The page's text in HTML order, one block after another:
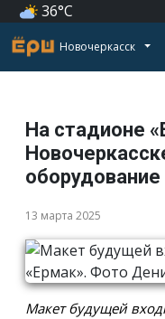
36°C
Новочеркасск
На стадионе
13 марта 2025
Макет будущей